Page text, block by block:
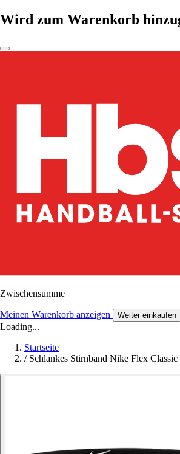
Wird zum Warenkorb
Zwischensumme
Meinen Warenkorb anzeigen Weiter einkaufen
Loading...
Startseite
/ Schlankes Stirnband Nike Flex